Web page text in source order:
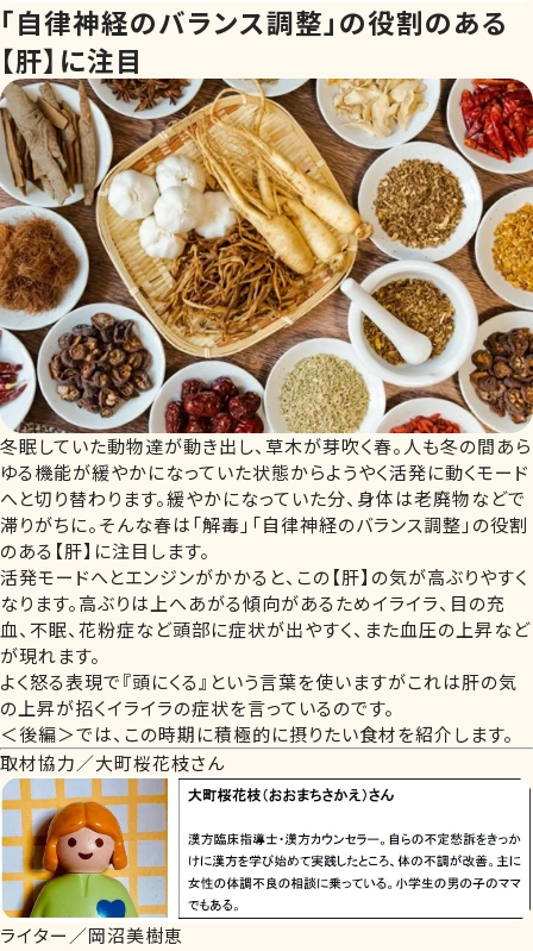
「自律神経のバランス調整」の役割のある
【肝】に注目
冬眠していた動物達が動き出し、草木が芽吹く春。人も冬の間あら
ゆる機能が緩やかになっていた状態からようやく活発に動くモード
へと切り替わります。緩やかになっていた分、身体は老廃物などで
滞りがちに。そんな春は「解毒」「自律神経のバランス調整」の役割
のある【肝】に注目します。
活発モードへとエンジンがかかると、この【肝】の気が高ぶりやすく
なります。高ぶりは上へあがる傾向があるためイライラ、目の充
血、不眠、花粉症など頭部に症状が出やすく、また血圧の上昇など
が現れます。
よく怒る表現で『頭にくる』という言葉を使いますがこれは肝の気
の上昇が招くイライラの症状を言っているのです。
＜後編＞では、この時期に積極的に摂りたい食材を紹介します。
取材協力／大町桜花枝さん
ライター／岡沼美樹恵